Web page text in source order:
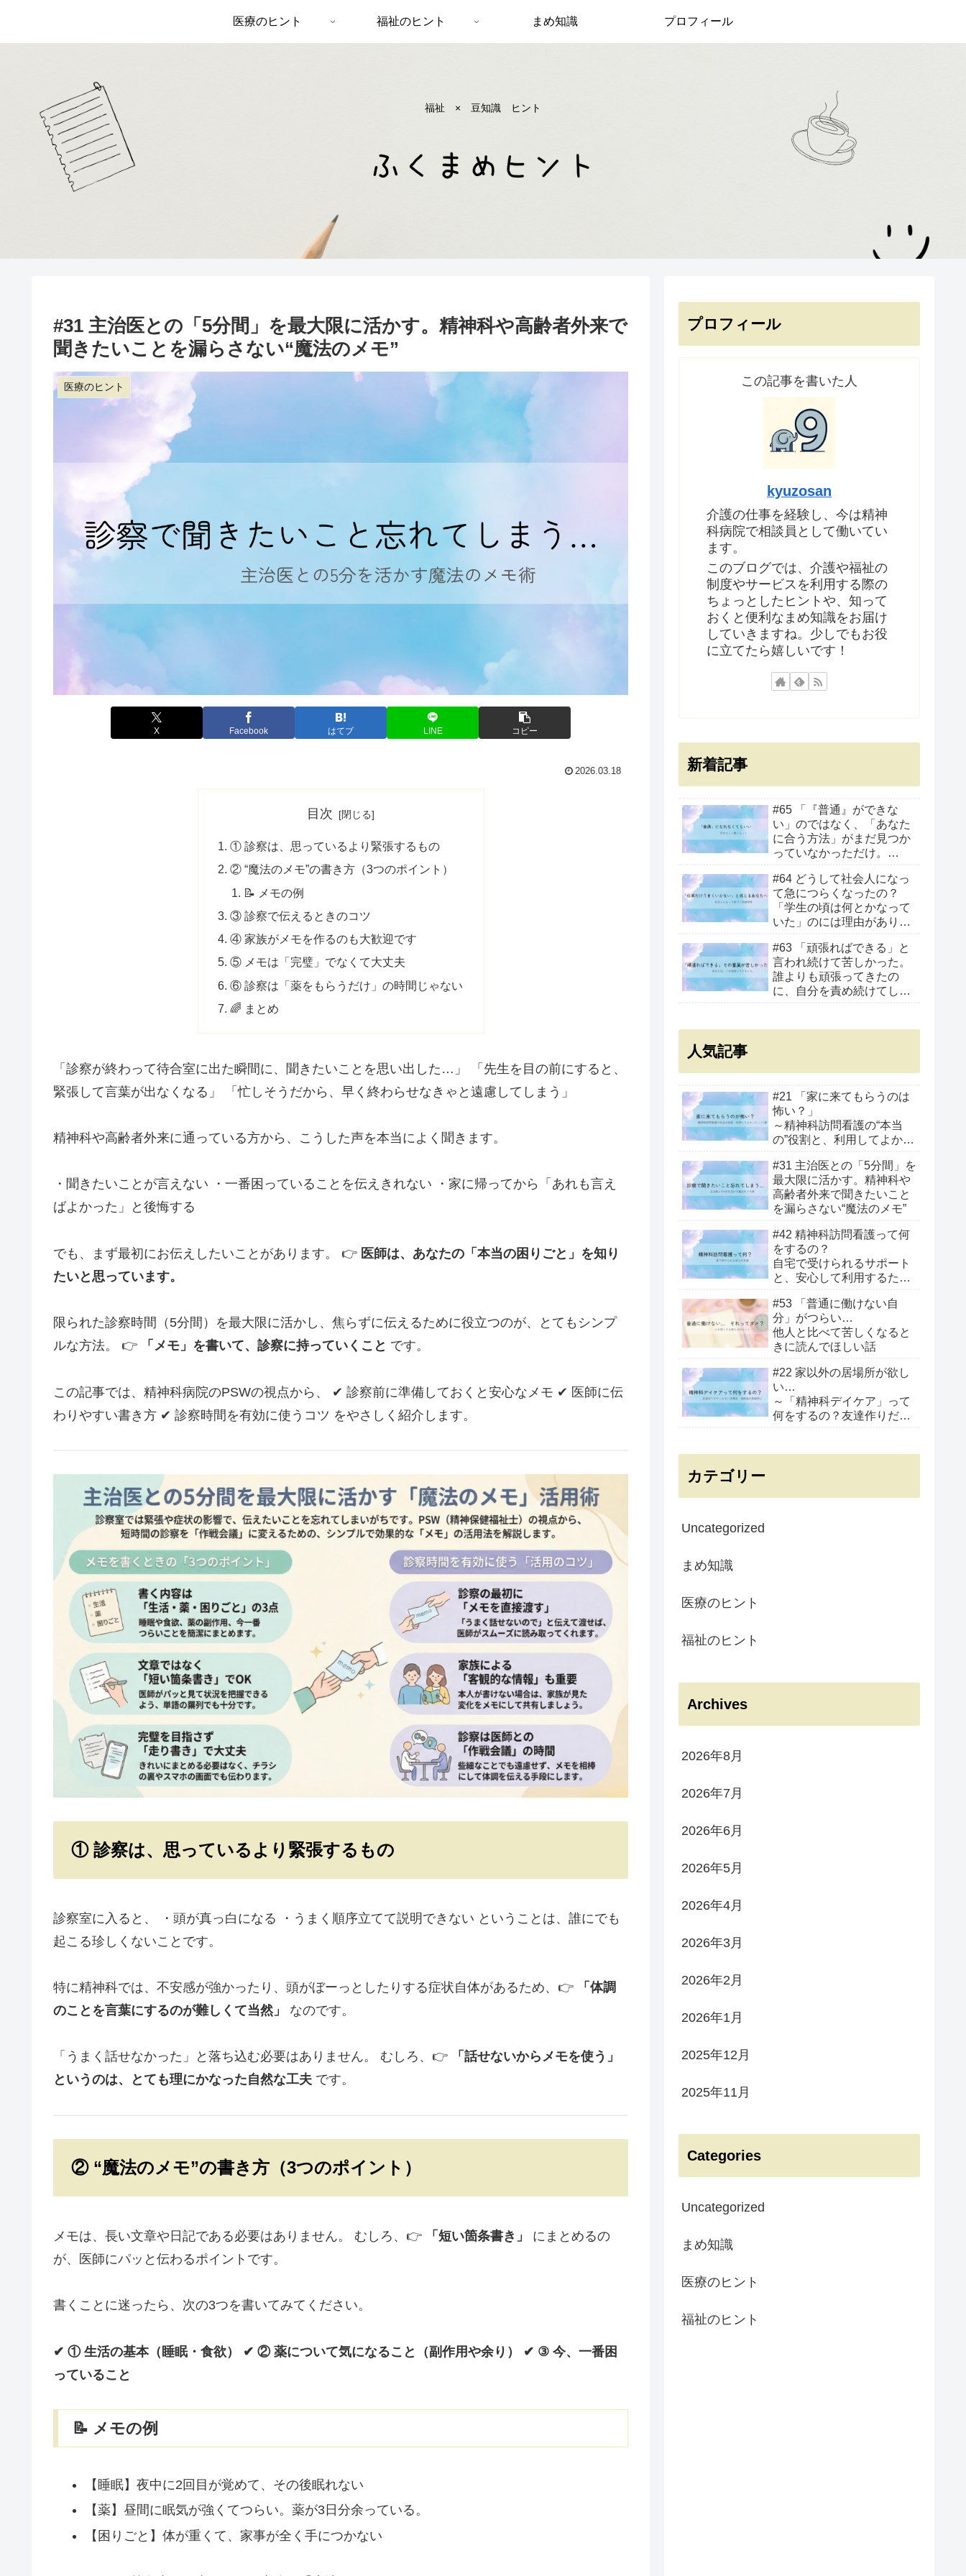
福祉 × 豆知識 ヒント
医療のヒント 福祉のヒント まめ知識 プロフィール
#31 主治医との「5分間」を最大限に活かす。精神科や高齢者外来で
聞きたいことを漏らさない“魔法のメモ”
医療のヒント
X Facebook はてブ LINE コピー
2026.03.18
目次
① 診察は、思っているより緊張するもの
② “魔法のメモ”の書き方（3つのポイント）
📝 メモの例
③ 診察で伝えるときのコツ
④ 家族がメモを作るのも大歓迎です
⑤ メモは「完璧」でなくて大丈夫
⑥ 診察は「薬をもらうだけ」の時間じゃない
🌈 まとめ
「診察が終わって待合室に出た瞬間に、聞きたいことを思い出した…」 「先生を目の前にすると、
緊張して言葉が出なくなる」 「忙しそうだから、早く終わらせなきゃと遠慮してしまう」
精神科や高齢者外来に通っている方から、こうした声を本当によく聞きます。
・聞きたいことが言えない ・一番困っていることを伝えきれない ・家に帰ってから「あれも言え
ばよかった」と後悔する
でも、まず最初にお伝えしたいことがあります。 👉 医師は、あなたの「本当の困りごと」を知り
たいと思っています。
限られた診察時間（5分間）を最大限に活かし、焦らずに伝えるために役立つのが、とてもシンプ
ルな方法。 👉
「メモ」を書いて、診察に持っていくこと です。
この記事では、精神科病院のPSWの視点から、 ✔ 診察前に準備しておくと安心なメモ ✔ 医師に伝
わりやすい書き方 ✔ 診察時間を有効に使うコツ をやさしく紹介します。
① 診察は、思っているより緊張するもの
診察室に入ると、 ・頭が真っ白になる ・うまく順序立てて説明できない ということは、誰にでも
起こる珍しくないことです。
特に精神科では、不安感が強かったり、頭がぼーっとしたりする症状自体があるため、👉
「体調
のことを言葉にするのが難しくて当然」
なのです。
「うまく話せなかった」と落ち込む必要はありません。 むしろ、👉
「話せないからメモを使う」
というのは、とても理にかなった自然な工夫 です。
② “魔法のメモ”の書き方（3つのポイント）
メモは、長い文章や日記である必要はありません。 むしろ、👉 「短い箇条書き」
にまとめるの
が、医師にパッと伝わるポイントです。
書くことに迷ったら、次の3つを書いてみてください。
✔ ① 生活の基本（睡眠・食欲） ✔ ② 薬について気になること（副作用や余り）
✔ ③ 今、一番困
っていること
📝 メモの例
【睡眠】夜中に2回目が覚めて、その後眠れない
【薬】昼間に眠気が強くてつらい。薬が3日分余っている。
【困りごと】体が重くて、家事が全く手につかない
プロフィール
この記事を書いた人
kyuzosan
介護の仕事を経験し、今は精神
科病院で相談員として働いてい
ます。
このブログでは、介護や福祉の
制度やサービスを利用する際の
ちょっとしたヒントや、知って
おくと便利なまめ知識をお届け
していきますね。少しでもお役
に立てたら嬉しいです！
新着記事
#65 「『普通』ができな
い」のではなく、「あなた
に合う方法」がまだ見つか
っていなかっただけ。
が、前に進む方法ではあり
ません
#64 どうして社会人になっ
て急につらくなったの？
「学生の頃は何とかなって
いた」のには理由がありま
#63 「頑張ればできる」と
言われ続けて苦しかった。
誰よりも頑張ってきたの
に、自分を責め続けてしま
人気記事
#21 「家に来てもらうのは
怖い？」
～精神科訪問看護の“本当
の”役割と、利用してよかっ
#31 主治医との「5分間」を
最大限に活かす。精神科や
高齢者外来で聞きたいこと
を漏らさない“魔法のメモ”
#42 精神科訪問看護って何
をするの？
自宅で受けられるサポート
と、安心して利用するため
#53 「普通に働けない自
分」がつらい…
他人と比べて苦しくなると
きに読んでほしい話
#22 家以外の居場所が欲し
い…
～「精神科デイケア」って
何をするの？友達作りだけ
カテゴリー
Uncategorized
まめ知識
医療のヒント
福祉のヒント
Archives
2026年8月
2026年7月
2026年6月
2026年5月
2026年4月
2026年3月
2026年2月
2026年1月
2025年12月
2025年11月
Categories
Uncategorized
まめ知識
医療のヒント
福祉のヒント